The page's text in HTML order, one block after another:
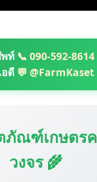
ท์ 📞 090-592-8614
ดี 💬 @FarmKaset
ภัณฑ์เกษตร
วงจร 🌾